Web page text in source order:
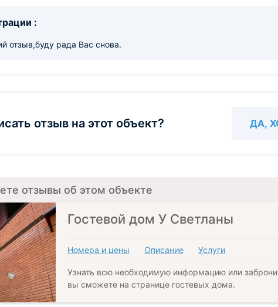
:
отзыв,буду рада Вас снова.
отзыв на этот объект? ДА,
отзывы об этом объекте
Гостевой дом У Светланы
Номера и цены Описание Услуги
Узнать всю необходимую информацию или
вы сможете на странице гостевых дома.